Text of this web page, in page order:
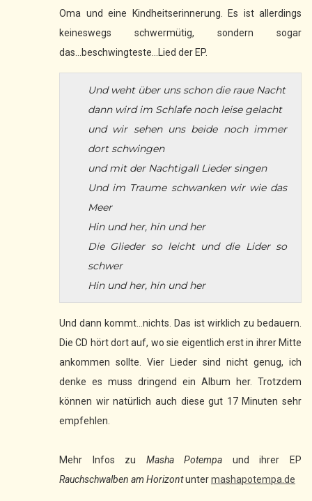
Oma und eine Kindheitserinnerung. Es ist allerdings
keineswegs schwermütig, sondern sogar
das...beschwingteste...Lied der EP.
Und weht über uns schon die raue Nacht
dann wird im Schlafe noch leise gelacht
und wir sehen uns beide noch immer
dort schwingen
und mit der Nachtigall Lieder singen
Und im Traume schwanken wir wie das
Meer
Hin und her, hin und her
Die Glieder so leicht und die Lider so
schwer
Hin und her, hin und her
Und dann kommt...nichts. Das ist wirklich zu bedauern.
Die CD hört dort auf, wo sie eigentlich erst in ihrer Mitte
ankommen sollte. Vier Lieder sind nicht genug, ich
denke es muss dringend ein Album her. Trotzdem
können wir natürlich auch diese gut 17 Minuten sehr
empfehlen.
Mehr Infos zu Masha Potempa und ihrer EP
Rauchschwalben am Horizontuntermashapotempa.de